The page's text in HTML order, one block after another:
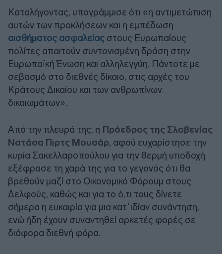
Καταλήγοντας, υπογράμμισε ότι «η αντιμετώπιση
αυτών των προκλήσεων και η εμπέδωση
αισθήματος ασφαλείας στους Ευρωπαίους
πολίτες απαιτούν συντονισμένη δράση στην
Ευρωπαϊκή Ένωση και αλληλεγγύη. Πάντοτε με
σεβασμό στο διεθνές δίκαιο, στις αρχές του
Κράτους Δικαίου και των ανθρωπίνων
δικαιωμάτων».
Από την πλευρά της, η Πρόεδρος της Σλοβενίας
Νατάσα Πιρτς Μουσάρ, αφού ευχαρίστησε την
κυρία Σακελλαροπούλου για την θερμή υποδοχή
εξέφρασε τη χαρά της για το γεγονός ότι θα
βρεθούν μαζί στο Οικονομικό Φόρουμ στους
Δελφούς, καθώς και για το ό,τι τους δίνετε
σήμερα η ευκαιρία για μια κατ΄ιδίαν συνάντηση,
ενώ ήδη έχουν συναντηθεί αρκετές φορές σε
διάφορα διεθνή φόρα.